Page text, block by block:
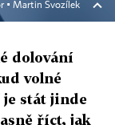
▪ Martin Svozílek
dolování
volné
stát jinde
říct, jak